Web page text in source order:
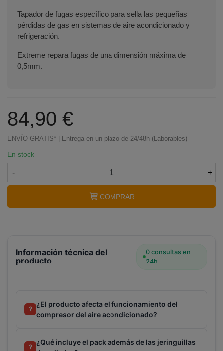
Tapador de fugas específico para sella las pequeñas
pérdidas de gas en sistemas de aire acondicionado y
refrigeración.
Extreme repara fugas de una dimensión máxima de
0,5mm.
84,90 €
ENVÍO GRATIS* | Entrega en un plazo de 24/48h (Laborables)
En stock
- +
COMPRAR
Información técnica del
producto
0 consultas en
24h
?
¿El producto afecta el funcionamiento del
compresor del aire acondicionado?
?
¿Qué incluye el pack además de las jeringuillas
Terminal de consulta○ Motor activo -Pack
+ adaptadores